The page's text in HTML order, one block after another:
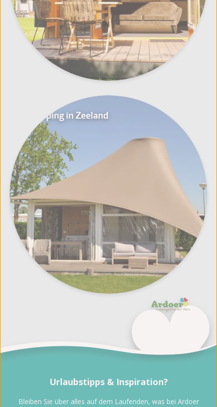
Glamping in Zeeland
Urlaubstipps & Inspiration?
Bleiben Sie über alles auf dem Laufenden, was bei Ardoer